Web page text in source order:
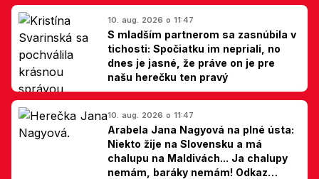
10. aug. 2026 o 11:47
S mladším partnerom sa zasnúbila v
tichosti: Spočiatku im nepriali, no
dnes je jasné, že práve on je pre
našu herečku ten pravý
10. aug. 2026 o 11:47
Arabela Jana Nagyová na plné ústa:
Niekto žije na Slovensku a má
chalupu na Maldivách... Ja chalupy
nemám, baráky nemám! Odkaz